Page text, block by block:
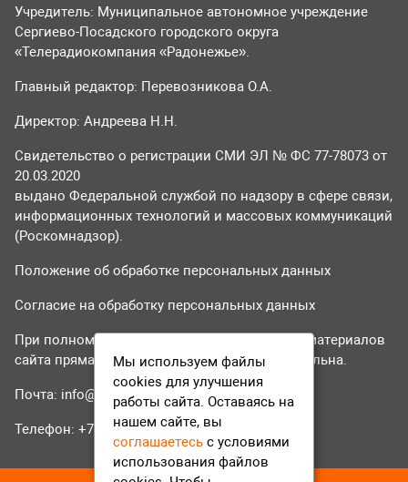
Учредитель: Муниципальное автономное учреждение
Сергиево-Посадского городского округа
«Телерадиокомпания «Радонежье».
Главный редактор: Перевозникова О.А.
Директор: Андреева Н.Н.
Свидетельство о регистрации СМИ ЭЛ № ФС 77-78073 от
20.03.2020
выдано Федеральной службой по надзору в сфере связи,
информационных технологий и массовых коммуникаций
(Роскомнадзор).
Положение об обработке персональных данных
Согласие на обработку персональных данных
При полном или частичном использовании материалов
сайта прямая гиперссылка на tvr24.tv обязательна.
Почта: info@tvr24.tv
Телефон: +7 (496) 551-04-95
Мы используем файлы
cookies для улучшения
работы сайта. Оставаясь на
нашем сайте, вы
соглашаетесь с условиями
использования файлов